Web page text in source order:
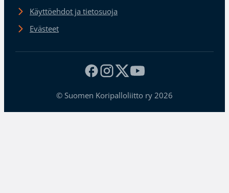
Käyttöehdot ja tietosuoja
Evästeet
© Suomen Koripalloliitto ry 2026